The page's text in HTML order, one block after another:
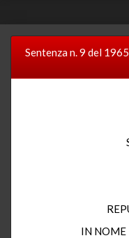
Sentenza n. 9 del 1965
IN NOME